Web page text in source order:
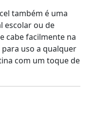
também é uma
escolar ou de
cabe facilmente na
uso a qualquer
com um toque de